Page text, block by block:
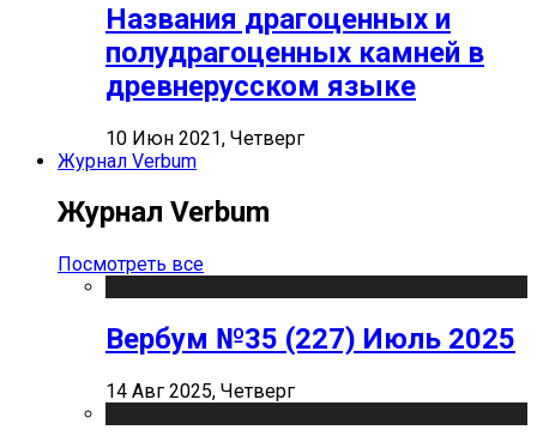
Названия драгоценных и
полудрагоценных камней в
древнерусском языке
10 Июн 2021, Четверг
Журнал Verbum
Журнал Verbum
Посмотреть все
Вербум №35 (227) Июль 2025
14 Авг 2025, Четверг